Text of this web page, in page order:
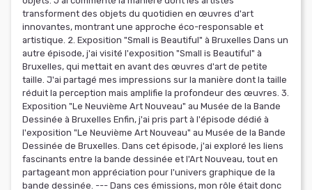
transforment des objets du quotidien en œuvres d'art
innovantes, montrant une approche éco-responsable et
artistique. 2. Exposition "Small is Beautiful" à Bruxelles Dans un
autre épisode, j'ai visité l'exposition "Small is Beautiful" à
Bruxelles, qui mettait en avant des œuvres d'art de petite
taille. J'ai partagé mes impressions sur la manière dont la taille
réduit la perception mais amplifie la profondeur des œuvres. 3.
Exposition "Le Neuvième Art Nouveau" au Musée de la Bande
Dessinée à Bruxelles Enfin, j'ai pris part à l'épisode dédié à
l'exposition "Le Neuvième Art Nouveau" au Musée de la Bande
Dessinée de Bruxelles. Dans cet épisode, j'ai exploré les liens
fascinants entre la bande dessinée et l'Art Nouveau, tout en
partageant mon appréciation pour l'univers graphique de la
bande dessinée. --- Dans ces émissions, mon rôle était donc